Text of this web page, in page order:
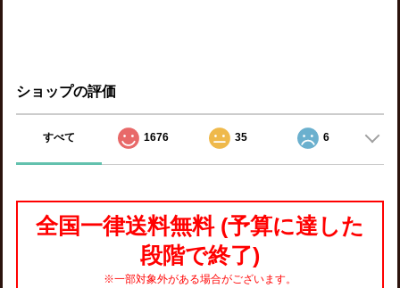
ショップの評価
すべて 1676 35 6
全国一律送料無料 (予算に達した
段階で終了)
※一部対象外がある場合がございます。